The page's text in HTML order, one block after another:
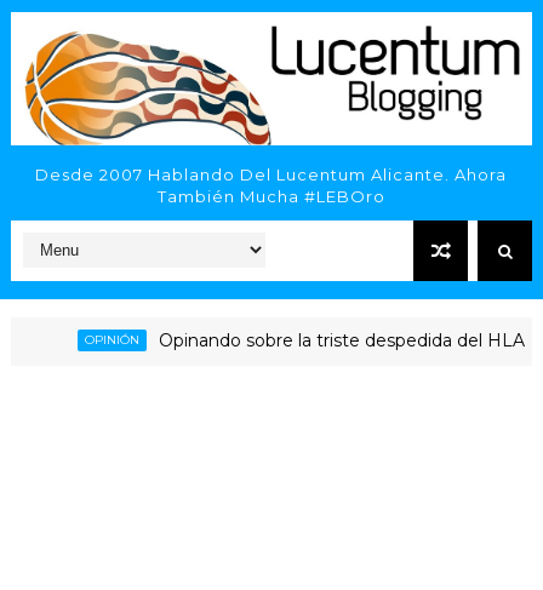
Desde 2007 Hablando Del Lucentum Alicante. Ahora
También Mucha #LEBOro
Opinando sobre la triste despedida del HLA